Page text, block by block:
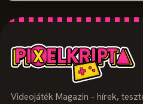
Videojáték Magazin - hírek,